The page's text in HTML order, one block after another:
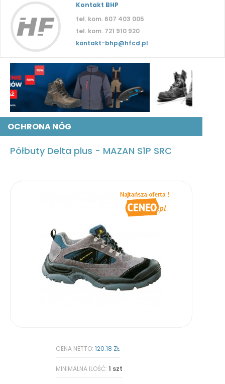
Kontakt BHP
tel. kom. 607 403 005
tel. kom. 721 910 920
kontakt-bhp@hfcd.pl
OCHRONA NÓG
Półbuty Delta plus - MAZAN S1P SRC
CENA NETTO: 120.18 ZŁ
MINIMALNA ILOŚĆ: 1 szt